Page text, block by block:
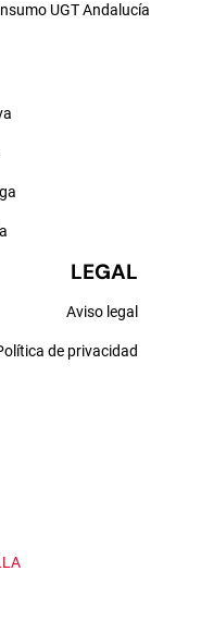
UGT Andalucía
LEGAL
Aviso legal
de privacidad